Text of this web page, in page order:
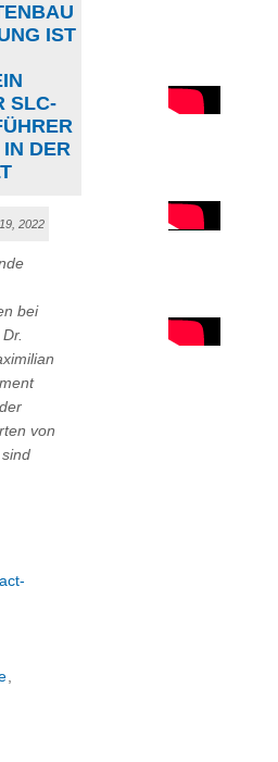
IST
SLC-
DER
2022
bei
von